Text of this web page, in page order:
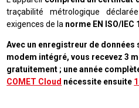
traçabilité métrologique
exigences de la norme EN ISO/IEC
Avec un enregistreur de données
modem intégré, vous recevez 3
gratuitement ; une année
COMET Cloud nécessite ensuite